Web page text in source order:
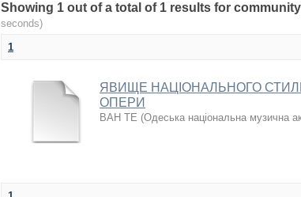
Showing 1 out of a total of 1 results for
seconds)
1
ЯВИЩЕ НАЦІОНАЛЬНОГО
ОПЕРИ
ВАН ТЕ (Одеська національна музична